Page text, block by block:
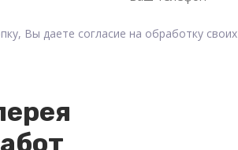
Вы даете согласие на обработку своих